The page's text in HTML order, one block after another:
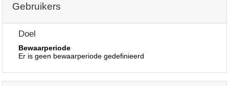
Gebruikers
Doel
Bewaarperiode
Er is geen bewaarperiode gedefinieerd